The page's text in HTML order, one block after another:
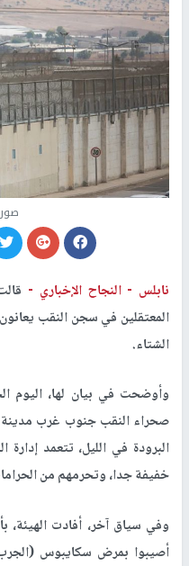
نابلس -النجاح الإخباري -
المعتقلين في سجن النقب
الشتاء.
وأوضحت في بيان لها، اليوم
صحراء النقب جنوب غرب مدينة
البرودة في الليل، تتعمد
خفيفة جدا، وتحرمهم من
وفي سياق آخر، أفادت الهيئة،
أصيبوا بمرض سكايبوس